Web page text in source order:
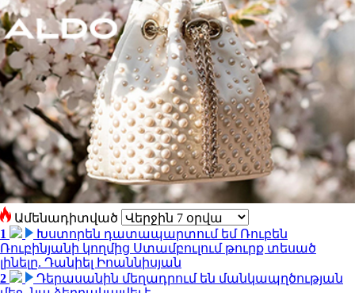
Ամենադիտված
1
Խստորեն դատապարտում եմ Ռուբեն
Ռուբինյանի կողմից Ստամբուլում թուրք տեսած
լինելը. Դանիել Իոաննիսյան
2
Դերասանին մեղադրում են մանկապղծության